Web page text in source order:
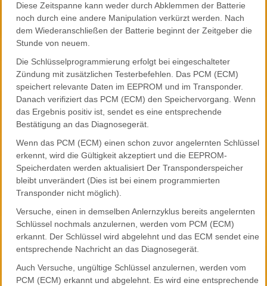
Diese Zeitspanne kann weder durch Abklemmen der Batterie
noch durch eine andere Manipulation verkürzt werden. Nach
dem Wiederanschließen der Batterie beginnt der Zeitgeber die
Stunde von neuem.
Die Schlüsselprogrammierung erfolgt bei eingeschalteter
Zündung mit zusätzlichen Testerbefehlen. Das PCM (ECM)
speichert relevante Daten im EEPROM und im Transponder.
Danach verifiziert das PCM (ECM) den Speichervorgang. Wenn
das Ergebnis positiv ist, sendet es eine entsprechende
Bestätigung an das Diagnosegerät.
Wenn das PCM (ECM) einen schon zuvor angelernten Schlüssel
erkennt, wird die Gültigkeit akzeptiert und die EEPROM-
Speicherdaten werden aktualisiert Der Transponderspeicher
bleibt unverändert (Dies ist bei einem programmierten
Transponder nicht möglich).
Versuche, einen in demselben Anlernzyklus bereits angelernten
Schlüssel nochmals anzulernen, werden vom PCM (ECM)
erkannt. Der Schlüssel wird abgelehnt und das ECM sendet eine
entsprechende Nachricht an das Diagnosegerät.
Auch Versuche, ungültige Schlüssel anzulernen, werden vom
PCM (ECM) erkannt und abgelehnt. Es wird eine entsprechende